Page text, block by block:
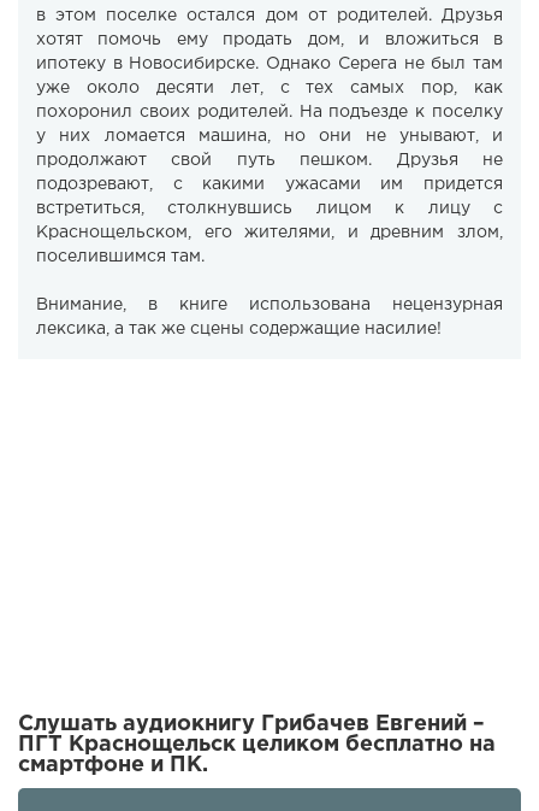
в этом поселке остался дом от родителей. Друзья
хотят помочь ему продать дом, и вложиться в
ипотеку в Новосибирске. Однако Серега не был там
уже около десяти лет, с тех самых пор, как
похоронил своих родителей. На подъезде к поселку
у них ломается машина, но они не унывают, и
продолжают свой путь пешком. Друзья не
подозревают, с какими ужасами им придется
встретиться, столкнувшись лицом к лицу с
Краснощельском, его жителями, и древним злом,
поселившимся там.
Внимание, в книге использована нецензурная
лексика, а так же сцены содержащие насилие!
Слушать аудиокнигу Грибачев Евгений –
ПГТ Краснощельск целиком бесплатно на
смартфоне и ПК.